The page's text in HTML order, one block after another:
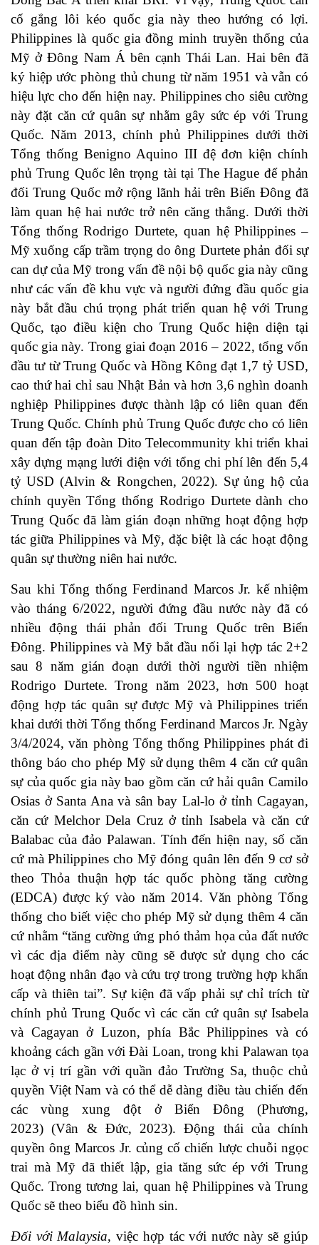
cố gắng lôi kéo quốc gia này theo hướng có lợi.
Philippines là quốc gia đồng minh truyền thống của
Mỹ ở Đông Nam Á bên cạnh Thái Lan. Hai bên đã
ký hiệp ước phòng thủ chung từ năm 1951 và vẫn có
hiệu lực cho đến hiện nay. Philippines cho siêu cường
này đặt căn cứ quân sự nhằm gây sức ép với Trung
Quốc. Năm 2013, chính phủ Philippines dưới thời
Tổng thống Benigno Aquino III đệ đơn kiện chính
phủ Trung Quốc lên trọng tài tại The Hague để phản
đối Trung Quốc mở rộng lãnh hải trên Biển Đông đã
làm quan hệ hai nước trở nên căng thẳng. Dưới thời
Tổng thống Rodrigo Durtete, quan hệ Philippines –
Mỹ xuống cấp trầm trọng do ông Durtete phản đối sự
can dự của Mỹ trong vấn đề nội bộ quốc gia này cũng
như các vấn đề khu vực và người đứng đầu quốc gia
này bắt đầu chú trọng phát triển quan hệ với Trung
Quốc, tạo điều kiện cho Trung Quốc hiện diện tại
quốc gia này. Trong giai đoạn 2016 – 2022, tổng vốn
đầu tư từ Trung Quốc và Hồng Kông đạt 1,7 tỷ USD,
cao thứ hai chỉ sau Nhật Bản và hơn 3,6 nghìn doanh
nghiệp Philippines được thành lập có liên quan đến
Trung Quốc. Chính phủ Trung Quốc được cho có liên
quan đến tập đoàn Dito Telecommunity khi triển khai
xây dựng mạng lưới điện với tổng chi phí lên đến 5,4
tỷ USD (Alvin & Rongchen, 2022). Sự ủng hộ của
chính quyền Tổng thống Rodrigo Durtete dành cho
Trung Quốc đã làm gián đoạn những hoạt động hợp
tác giữa Philippines và Mỹ, đặc biệt là các hoạt động
quân sự thường niên hai nước.
Sau khi Tổng thống Ferdinand Marcos Jr. kế nhiệm
vào tháng 6/2022, người đứng đầu nước này đã có
nhiều động thái phản đối Trung Quốc trên Biển
Đông. Philippines và Mỹ bắt đầu nối lại hợp tác 2+2
sau 8 năm gián đoạn dưới thời người tiền nhiệm
Rodrigo Durtete. Trong năm 2023, hơn 500 hoạt
động hợp tác quân sự được Mỹ và Philippines triển
khai dưới thời Tổng thống Ferdinand Marcos Jr. Ngày
3/4/2024, văn phòng Tổng thống Philippines phát đi
thông báo cho phép Mỹ sử dụng thêm 4 căn cứ quân
sự của quốc gia này bao gồm căn cứ hải quân Camilo
Osias ở Santa Ana và sân bay Lal-lo ở tỉnh Cagayan,
căn cứ Melchor Dela Cruz ở tỉnh Isabela và căn cứ
Balabac của đảo Palawan. Tính đến hiện nay, số căn
cứ mà Philippines cho Mỹ đóng quân lên đến 9 cơ sở
theo Thỏa thuận hợp tác quốc phòng tăng cường
(EDCA) được ký vào năm 2014. Văn phòng Tổng
thống cho biết việc cho phép Mỹ sử dụng thêm 4 căn
cứ nhằm “tăng cường ứng phó thảm họa của đất nước
vì các địa điểm này cũng sẽ được sử dụng cho các
hoạt động nhân đạo và cứu trợ trong trường hợp khẩn
cấp và thiên tai”. Sự kiện đã vấp phải sự chỉ trích từ
chính phủ Trung Quốc vì các căn cứ quân sự Isabela
và Cagayan ở Luzon, phía Bắc Philippines và có
khoảng cách gần với Đài Loan, trong khi Palawan tọa
lạc ở vị trí gần với quần đảo Trường Sa, thuộc chủ
quyền Việt Nam và có thể dễ dàng điều tàu chiến đến
các vùng xung đột ở Biển Đông (Phương,
2023) (Vân & Đức, 2023). Động thái của chính
quyền ông Marcos Jr. củng cố chiến lược chuỗi ngọc
trai mà Mỹ đã thiết lập, gia tăng sức ép với Trung
Quốc. Trong tương lai, quan hệ Philippines và Trung
Quốc sẽ theo biểu đồ hình sin.
Đối với Malaysia, việc hợp tác với nước này sẽ giúp